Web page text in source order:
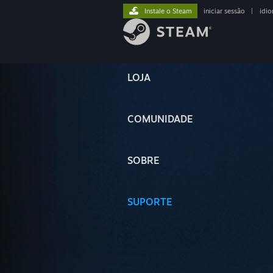
LOJA
COMUNIDADE
SOBRE
SUPORTE
Instale o Steam iniciar sessão